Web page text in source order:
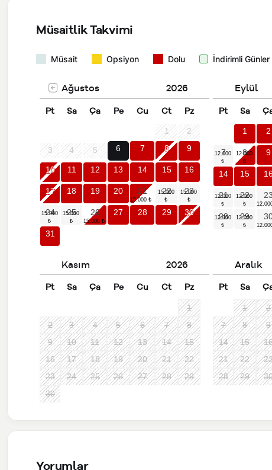
Müsaitlik Takvimi
Müsait Opsiyon Dolu İndirimli Günler
Ağustos 2026
Pt Sa Ça Pe Cu Ct Pz
1
2
3
4 5 6 7 8 9
10 11 12 13 14 15 16
17 18 19 20 21 22 23
24 25 26 27 28 29 30
31
Eylül
Pt Sa
1 2
7 8 9
14 15
21 22 23
28 29
Kasım 2026
Pt Sa Ça Pe Cu Ct Pz
1
2
3 4 5 6 7
8
9
10 11 12 13 14
15
16
17 18 19 20 21
22
23
24 25 26 27 28
29
30
Aralık
Pt Sa
1 2
7
8 9
14
15
21
22
28
29
Yorumlar